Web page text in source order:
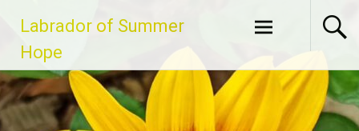
Inhalt
springen
Labrador of Summer
Hope